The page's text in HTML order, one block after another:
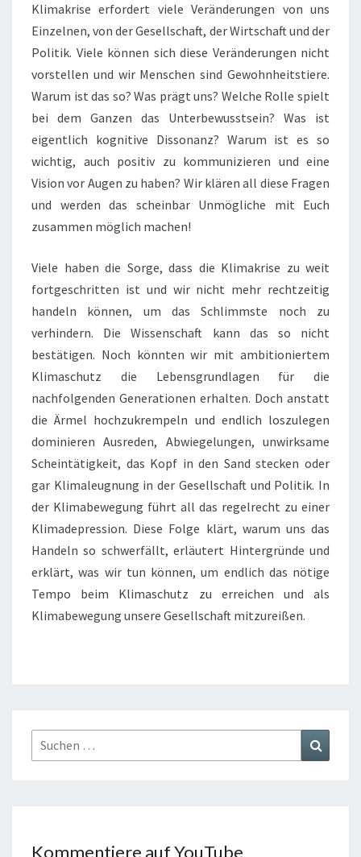
Klimakrise erfordert viele Veränderungen von uns
Einzelnen, von der Gesellschaft, der Wirtschaft und der
Politik. Viele können sich diese Veränderungen nicht
vorstellen und wir Menschen sind Gewohnheitstiere.
Warum ist das so? Was prägt uns? Welche Rolle spielt
bei dem Ganzen das Unterbewusstsein? Was ist
eigentlich kognitive Dissonanz? Warum ist es so
wichtig, auch positiv zu kommunizieren und eine
Vision vor Augen zu haben? Wir klären all diese Fragen
und werden das scheinbar Unmögliche mit Euch
zusammen möglich machen!
Viele haben die Sorge, dass die Klimakrise zu weit
fortgeschritten ist und wir nicht mehr rechtzeitig
handeln können, um das Schlimmste noch zu
verhindern. Die Wissenschaft kann das so nicht
bestätigen. Noch könnten wir mit ambitioniertem
Klimaschutz die Lebensgrundlagen für die
nachfolgenden Generationen erhalten. Doch anstatt
die Ärmel hochzukrempeln und endlich loszulegen
dominieren Ausreden, Abwiegelungen, unwirksame
Scheintätigkeit, das Kopf in den Sand stecken oder
gar Klimaleugnung in der Gesellschaft und Politik. In
der Klimabewegung führt all das regelrecht zu einer
Klimadepression. Diese Folge klärt, warum uns das
Handeln so schwerfällt, erläutert Hintergründe und
erklärt, was wir tun können, um endlich das nötige
Tempo beim Klimaschutz zu erreichen und als
Klimabewegung unsere Gesellschaft mitzureißen.
Suchen
nach:
Kommentiere auf YouTube